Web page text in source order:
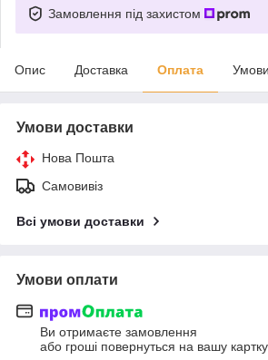
Замовлення під захистом
Опис Доставка Оплата
Умови доставки
Нова Пошта
Самовивіз
Всі умови доставки
Умови оплати
Ви отримаєте замовлення
або гроші повернуться на вашу картку